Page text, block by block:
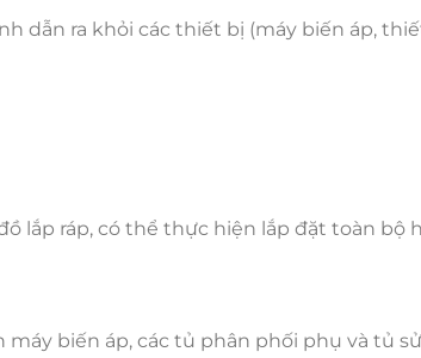
dẫn ra khỏi các thiết bị (máy biến áp,
lắp ráp, có thể thực hiện lắp đặt toàn bộ
biến áp, các tủ phân phối phụ và tủ sử